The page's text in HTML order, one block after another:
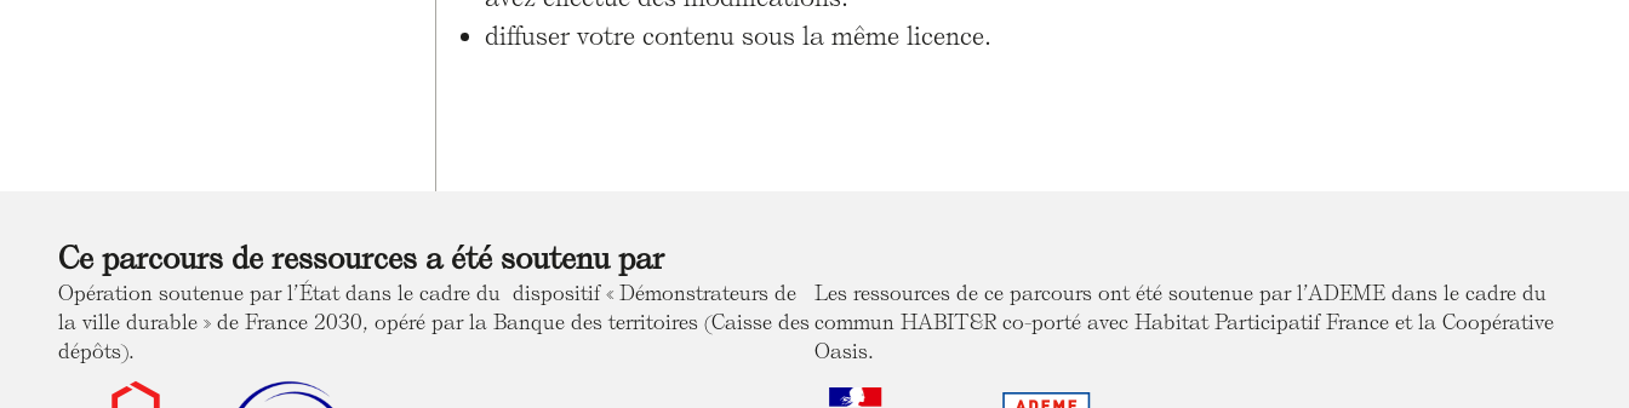
diffuser votre contenu sous la même licence.
Ce parcours de ressources a été soutenu par
Opération soutenue par l’État dans le cadre du dispositif « Démonstrateurs de
la ville durable » de France 2030, opéré par la Banque des territoires (Caisse des
dépôts).
Les ressources de ce parcours ont été soutenue par l’ADEME dans le cadre du
commun HABIT&R co-porté avec Habitat Participatif France et la Coopérative
Oasis.